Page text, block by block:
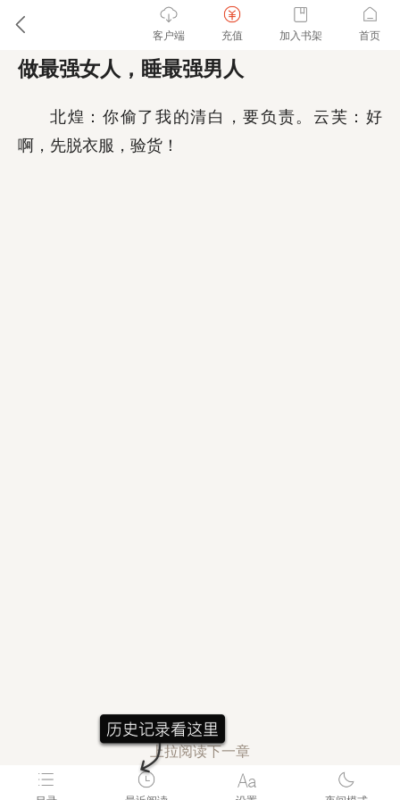
做最强女人，睡最强男人
北煌：你偷了我的清白，要负责。云芙：好
啊，先脱衣服，验货！
上拉阅读下一章
客户端 充值 加入书架 首页